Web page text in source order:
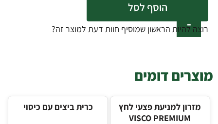
הוסף לסל
רוצה להיות הראשון שמוסיף חוות דעת למוצר זה?
מוצרים דומים
מזרון למניעת פצעי לחץ
VISCO PREMIUM
כרית ביצים עם כיסוי